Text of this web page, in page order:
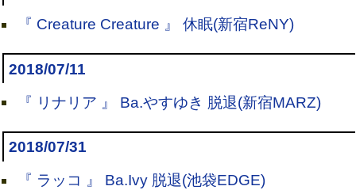
『 Creature Creature 』 休眠(新宿ReNY)
2018/07/11
『 リナリア 』 Ba.やすゆき 脱退(新宿MARZ)
2018/07/31
『 ラッコ 』 Ba.Ivy 脱退(池袋EDGE)